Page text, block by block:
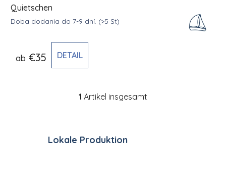
Quietschen
Doba dodania do 7-9 dní. (>5 St)
ab €35 DETAIL
Steuerelemente der
1 Artikel insgesamt
Lokale Produktion